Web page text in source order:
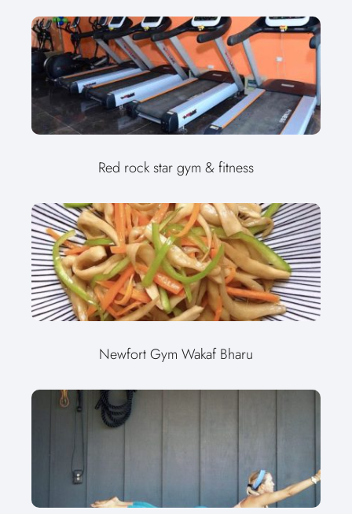
Red rock star gym & fitness
Newfort Gym Wakaf Bharu